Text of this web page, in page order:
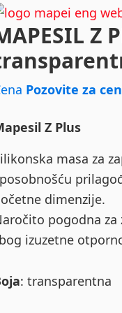
Z
Pozovite za
Z Plus
masa za
dimenzije.
pogodna
izuzetne
: transparentna